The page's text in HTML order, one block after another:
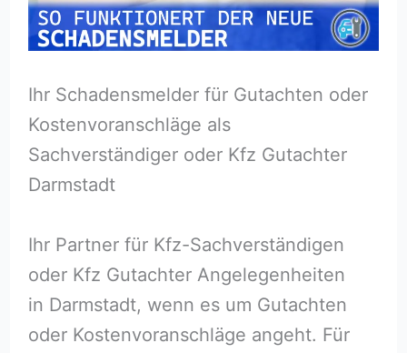
Ihr Schadensmelder für Gutachten oder
Kostenvoranschläge als
Sachverständiger oder Kfz Gutachter
Darmstadt
Ihr Partner für Kfz-Sachverständigen
oder Kfz Gutachter Angelegenheiten
in Darmstadt, wenn es um Gutachten
oder Kostenvoranschläge angeht. Für